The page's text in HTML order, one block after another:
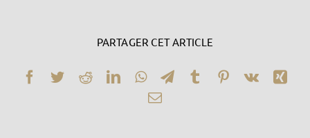
PARTAGER CET ARTICLE
Facebook
TwitterRedditLinkedInWhatsAppTelegram
TumblrPinterest
Vk
Email